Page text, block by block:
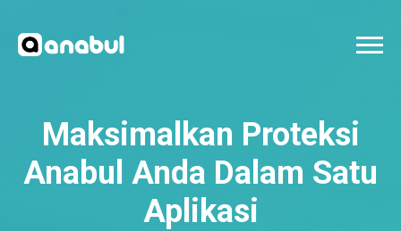
Maksimalkan Proteksi
Anabul Anda Dalam Satu
Aplikasi